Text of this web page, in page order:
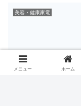
美容・健康家電
メニュー ホーム